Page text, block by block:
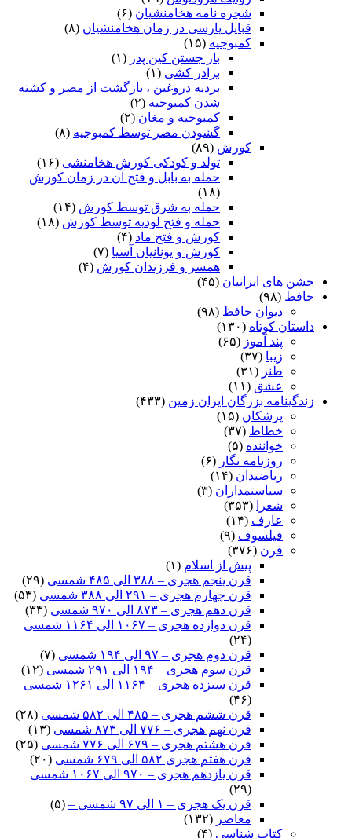
شجره نامه هخامنشیان (۶)
قبایل پارسی در زمان هخامنشیان (۸)
کمبوجیه (۱۵)
باز جستن کین پدر (۱)
برادر کشی (۱)
بردیه دروغین ، بازگشت از مصر و کشته
شدن کمبوجیه (۲)
کمبوجیه و مغان (۲)
گشودن مصر توسط کمبوجیه (۸)
کورش (۸۹)
تولد و کودکی کورش هخامنشی (۱۶)
حمله به بابل و فتح آن در زمان کورش
(۱۸)
حمله به شرق توسط کورش (۱۴)
حمله و فتح لودیه توسط کورش (۱۸)
کورش و فتح ماد (۴)
کورش و یونانیان آسیا (۷)
همسر و فرزندان کورش (۴)
جشن های ایرانیان (۴۵)
حافظ (۹۸)
دیوان حافظ (۹۸)
داستان کوتاه (۱۳۰)
پند آموز (۶۵)
زیبا (۳۷)
طنز (۳۱)
عشق (۱۱)
زندگینامه بزرگان ایران زمین (۴۳۳)
پزشکان (۱۵)
خطاط (۳۷)
خواننده (۵)
روزنامه نگار (۶)
ریاضیدان (۱۴)
سیاستمداران (۳)
شعرا
(۳۵۳)
عارف (۱۴)
فیلسوف (۹)
قرن (۳۷۶)
پیش از اسلام (۱)
قرن پنجم هجری – ۳۸۸ الی ۴۸۵ شمسی
(۲۹)
قرن چهارم هجری – ۲۹۱ الی ۳۸۸ شمسی
(۵۳)
قرن دهم هجری – ۸۷۳ الی ۹۷۰ شمسی
(۳۳)
قرن دوازده هجری – ۱۰۶۷ الی ۱۱۶۴ شمسی
(۲۴)
قرن دوم هجری – ۹۷ الی ۱۹۴ شمسی
(۷)
قرن سوم هجری – ۱۹۴ الی ۲۹۱ شمسی
(۱۲)
قرن سیزده هجری – ۱۱۶۴ الی ۱۲۶۱ شمسی
(۴۶)
قرن ششم هجری – ۴۸۵ الی ۵۸۲ شمسی
(۲۸)
قرن نهم هجری – ۷۷۶ الی ۸۷۳ شمسی
(۱۳)
قرن هشتم هجری – ۶۷۹ الی ۷۷۶ شمسی
(۲۵)
قرن هفتم هجری ۵۸۲ الی ۶۷۹ شمسی
(۲۰)
قرن یازدهم هجری – ۹۷۰ الی ۱۰۶۷ شمسی
(۲۹)
قرن یک هجری – ۱ الی ۹۷ شمسی –
(۵)
معاصر (۱۳۲)
کتاب شناسی (۴)